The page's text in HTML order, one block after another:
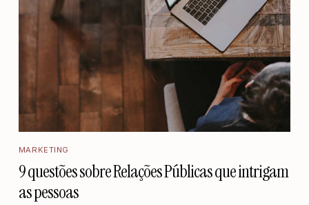
MARKETING
9 questões sobre Relações Públicas que intrigam
as pessoas